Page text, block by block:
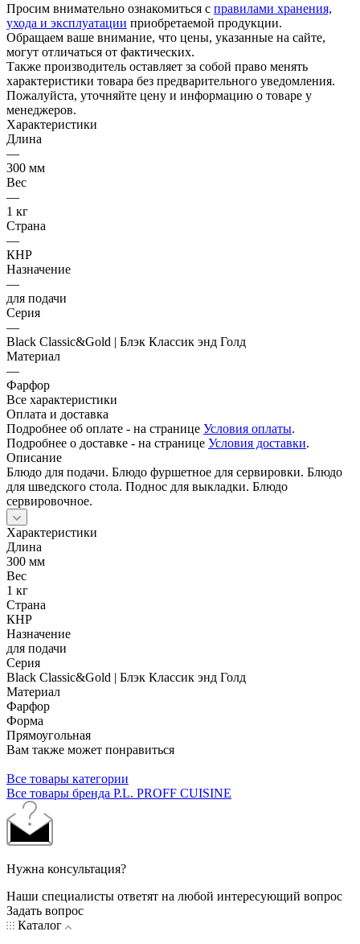
Просим внимательно ознакомиться с правилами хранения,
ухода и эксплуатации приобретаемой продукции.
Обращаем ваше внимание, что цены, указанные на сайте,
могут отличаться от фактических.
Также производитель оставляет за собой право менять
характеристики товара без предварительного уведомления.
Пожалуйста, уточняйте цену и информацию о товаре у
менеджеров.
Характеристики
Длина
—
300 мм
Вес
—
1 кг
Страна
—
КНР
Назначение
—
для подачи
Серия
—
Black Classic&Gold | Блэк Классик энд Голд
Материал
—
Фарфор
Все характеристики
Оплата и доставка
Подробнее об оплате - на странице Условия оплаты.
Подробнее о доставке - на странице Условия доставки.
Описание
Блюдо для подачи. Блюдо фуршетное для сервировки. Блюдо
для шведского стола. Поднос для выкладки. Блюдо
сервировочное.
Характеристики
Длина
300 мм
Вес
1 кг
Страна
КНР
Назначение
для подачи
Серия
Black Classic&Gold | Блэк Классик энд Голд
Материал
Фарфор
Форма
Прямоугольная
Вам также может понравиться
Все товары категории
Все товары бренда P.L. PROFF CUISINE
Нужна консультация?
Наши специалисты ответят на любой интересующий вопрос
Задать вопрос
Каталог